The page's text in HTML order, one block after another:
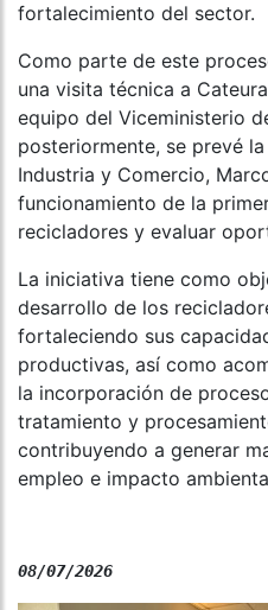
fortalecimiento del sector.
Como parte de este
una visita técnica a
equipo del Viceministerio
posteriormente, se prevé
Industria y Comercio,
funcionamiento de la
recicladores y evaluar
La iniciativa tiene como
desarrollo de los
fortaleciendo sus
productivas, así como
la incorporación de
tratamiento y
contribuyendo a generar
empleo e impacto
08/07/2026